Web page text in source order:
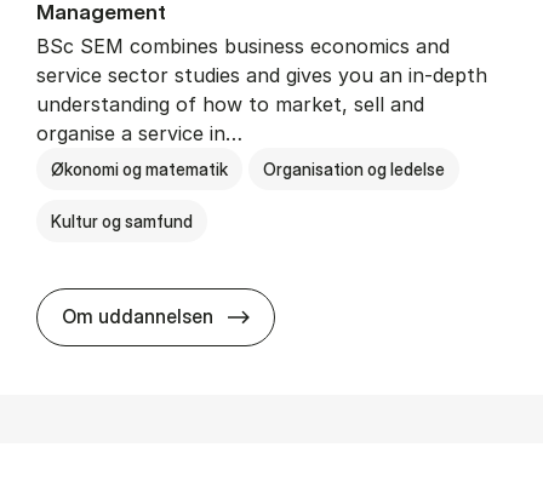
Man­age­ment
BSc SEM combines business economics and
service sector studies and gives you an in-depth
understanding of how to market, sell and
organise a service in…
Økonomi og matematik Organisation og ledelse
Kultur og samfund
Om uddannelsen BSc in Busi­ness Ad­min­is­tra­tion